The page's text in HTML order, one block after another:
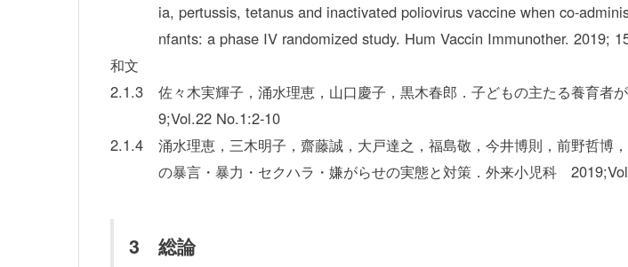
ia, pertussis, tetanus and inactivated poliovirus vaccine when co-
nfants: a phase IV randomized study. Hum Vaccin Immunother. 2019;
和文
2.1.3
佐々木実輝子，涌水理恵，山口慶子，黒木春郎．子どもの主たる養育
9;Vol.22 No.1:2-10
2.1.4
涌水理恵，三木明子，齋藤誠，大戸達之，福島敬，今井博則，前野哲博
の暴言・暴力・セクハラ・嫌がらせの実態と対策．外来小児科
3 総論